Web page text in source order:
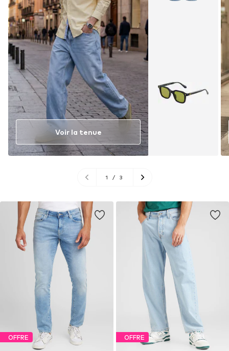
OFFRE
Voir la tenue
1 / 3
OFFRE